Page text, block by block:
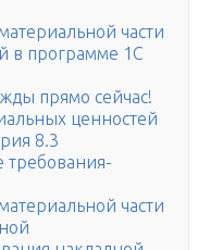
части
в программе 1С
прямо сейчас!
ценностей
8.3
части